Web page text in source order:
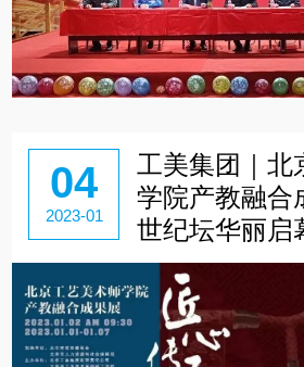
04
2023-01
工美集团｜北
学院产教融合
世纪坛华丽启